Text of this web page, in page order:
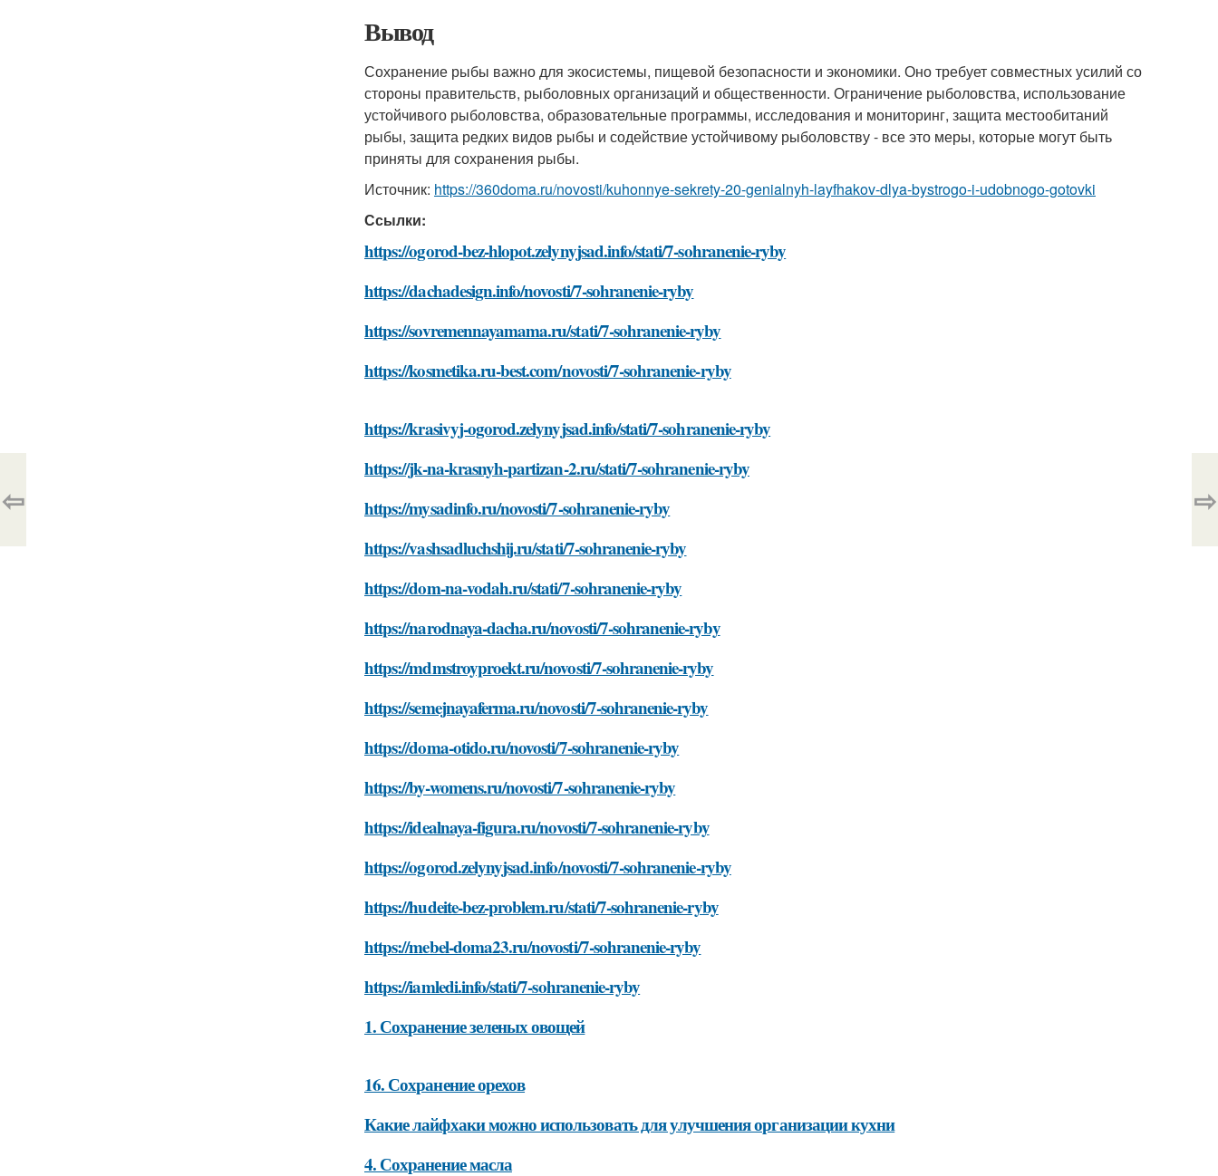
Вывод
Сохранение рыбы важно для экосистемы, пищевой безопасности и экономики. Оно требует совместных усилий со
стороны правительств, рыболовных организаций и общественности. Ограничение рыболовства, использование
устойчивого рыболовства, образовательные программы, исследования и мониторинг, защита местообитаний
рыбы, защита редких видов рыбы и содействие устойчивому рыболовству - все это меры, которые могут быть
приняты для сохранения рыбы.
Источник: https://360doma.ru/novosti/kuhonnye-sekrety-20-genialnyh-layfhakov-dlya-bystrogo-i-udobnogo-gotovki
Ссылки:
https://ogorod-bez-hlopot.zelynyjsad.info/stati/7-sohranenie-ryby
https://dachadesign.info/novosti/7-sohranenie-ryby
https://sovremennayamama.ru/stati/7-sohranenie-ryby
https://kosmetika.ru-best.com/novosti/7-sohranenie-ryby
https://krasivyj-ogorod.zelynyjsad.info/stati/7-sohranenie-ryby
https://jk-na-krasnyh-partizan-2.ru/stati/7-sohranenie-ryby
https://mysadinfo.ru/novosti/7-sohranenie-ryby
https://vashsadluchshij.ru/stati/7-sohranenie-ryby
https://dom-na-vodah.ru/stati/7-sohranenie-ryby
https://narodnaya-dacha.ru/novosti/7-sohranenie-ryby
https://mdmstroyproekt.ru/novosti/7-sohranenie-ryby
https://semejnayaferma.ru/novosti/7-sohranenie-ryby
https://doma-otido.ru/novosti/7-sohranenie-ryby
https://by-womens.ru/novosti/7-sohranenie-ryby
https://idealnaya-figura.ru/novosti/7-sohranenie-ryby
https://ogorod.zelynyjsad.info/novosti/7-sohranenie-ryby
https://hudeite-bez-problem.ru/stati/7-sohranenie-ryby
https://mebel-doma23.ru/novosti/7-sohranenie-ryby
https://iamledi.info/stati/7-sohranenie-ryby
1. Сохранение зеленых овощей
16. Сохранение орехов
Какие лайфхаки можно использовать для улучшения организации кухни
4. Сохранение масла
⇦ ⇨